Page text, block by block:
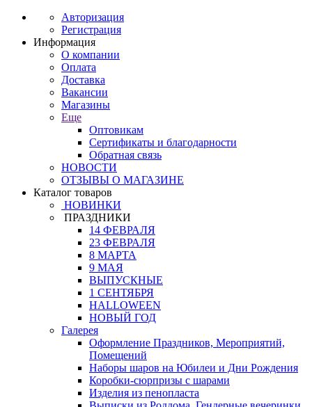
Авторизация
Регистрация
Информация
О компании
Оплата
Доставка
Вакансии
Магазины
Еще
Оптовикам
Сертификаты и благодарности
Обратная связь
НОВОСТИ
ОТЗЫВЫ О МАГАЗИНЕ
Каталог товаров
НОВИНКИ
ПРАЗДНИКИ
14 ФЕВРАЛЯ
23 ФЕВРАЛЯ
8 МАРТА
9 МАЯ
ВЫПУСКНЫЕ
1 СЕНТЯБРЯ
HALLOWEEN
НОВЫЙ ГОД
Галерея
Оформление Праздников, Мероприятий,
Помещений
Наборы шаров на Юбилеи и Дни Рождения
Коробки-сюрпризы с шарами
Изделия из пенопласта